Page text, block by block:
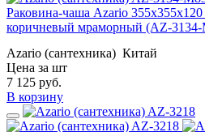
Раковина-чаша Azario 355х355х120
коричневый мраморный (AZ-3134-
Azario (сантехника) Китай
Цена за шт
7 125 руб.
В корзину